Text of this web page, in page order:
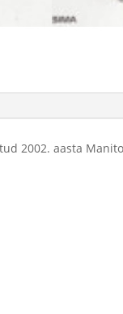
2002. aasta